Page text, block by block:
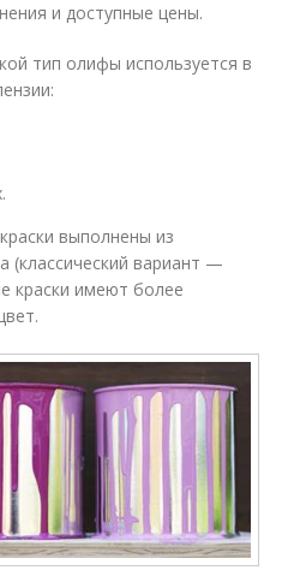
и доступные цены.
тип олифы используется в
выполнены из
(классический вариант —
краски имеют более